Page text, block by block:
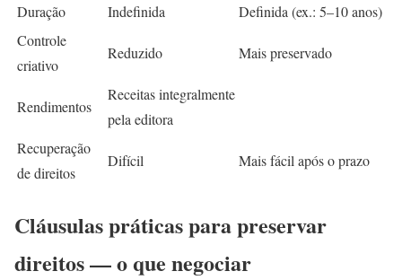
Duração
Indefinida
Definida (ex.: 5–10 anos)
Controle
criativo
Reduzido Mais preservado
Rendimentos
Receitas integralmente
pela editora
Recuperação
de direitos
Difícil Mais fácil após o prazo
Cláusulas práticas para preservar
direitos — o que negociar